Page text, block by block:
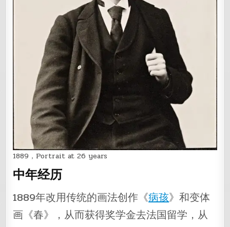
1889，Portrait at 26 years
中年经历
1889年改用传统的画法创作《病孩》和变体
画《春》，从而获得奖学金去法国留学，从